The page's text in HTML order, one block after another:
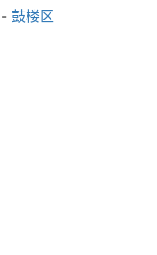
- 鼓楼区